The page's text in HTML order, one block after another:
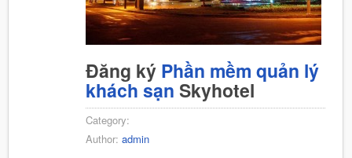
Đăng ký Phần mềm quản lý
khách sạn Skyhotel
Category:
Author: admin